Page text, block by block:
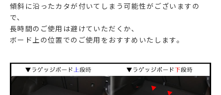
傾斜に沿ったカタが付いてしまう可能性がございますの
で、
長時間のご使用は避けていただくか、
ボード上の位置でのご使用をおすすめいたします。